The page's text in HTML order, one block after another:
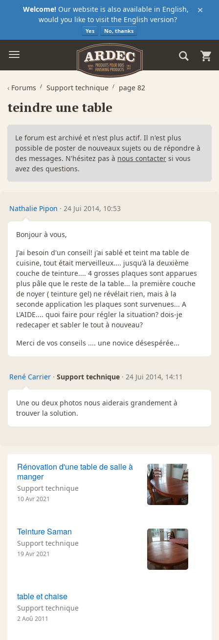
×
Welcome! Our website is also available in English,
would you like to visit the English version?
Yes No, thanks
‹ Forums Support technique page 82
teindre une table
Le forum est archivé et n'est plus actif. Il n'est plus
possible de poster de nouveaux sujets ou de répondre à
des messages. N'hésitez pas à nous contacter si vous
avez des questions.
Nathalie Pipon · 24 Jui 2014, 10:53
Bonjour à vous,
J'ai besoin d'un conseil! j'ai sablé et teint ma table de
cuisine, tout était merveilleux.... jusqu'à la deuxième
couche de teinture.... 4 grosses plaques sont apparues
plus pâle que le reste de la table... la première couche
de noyer ( teinture gel) ne révélait rien, mais à la
seconde application les plaques sont survenues... A
L'AIDE.... quoi faire pour régler la situation? dois-je
redecaper et sabler le tout à nouveau?
Merci de vos conseils .... une novice désespérée...
René Carrier · Support technique · 24 Jui 2014, 14:11
Une ou deux photos nous aiderais grandement à
trouver la solution.
Rénovation d'une table de salle à
manger
Support technique
10 Avr 2021
Teinture Saman
Support technique
19 Avr 2021
table et chaise
Support technique
2 Aoû 2011